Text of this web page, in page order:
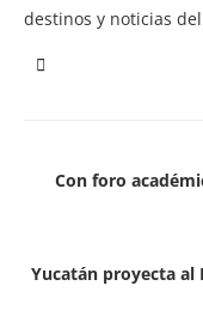
destinos y noticias
Con foro
Yucatán proyecta al